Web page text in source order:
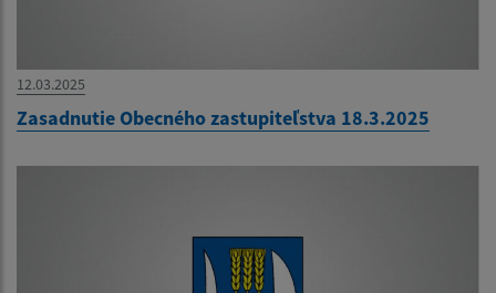
12.03.2025
Zasadnutie Obecného zastupiteľstva 18.3.2025